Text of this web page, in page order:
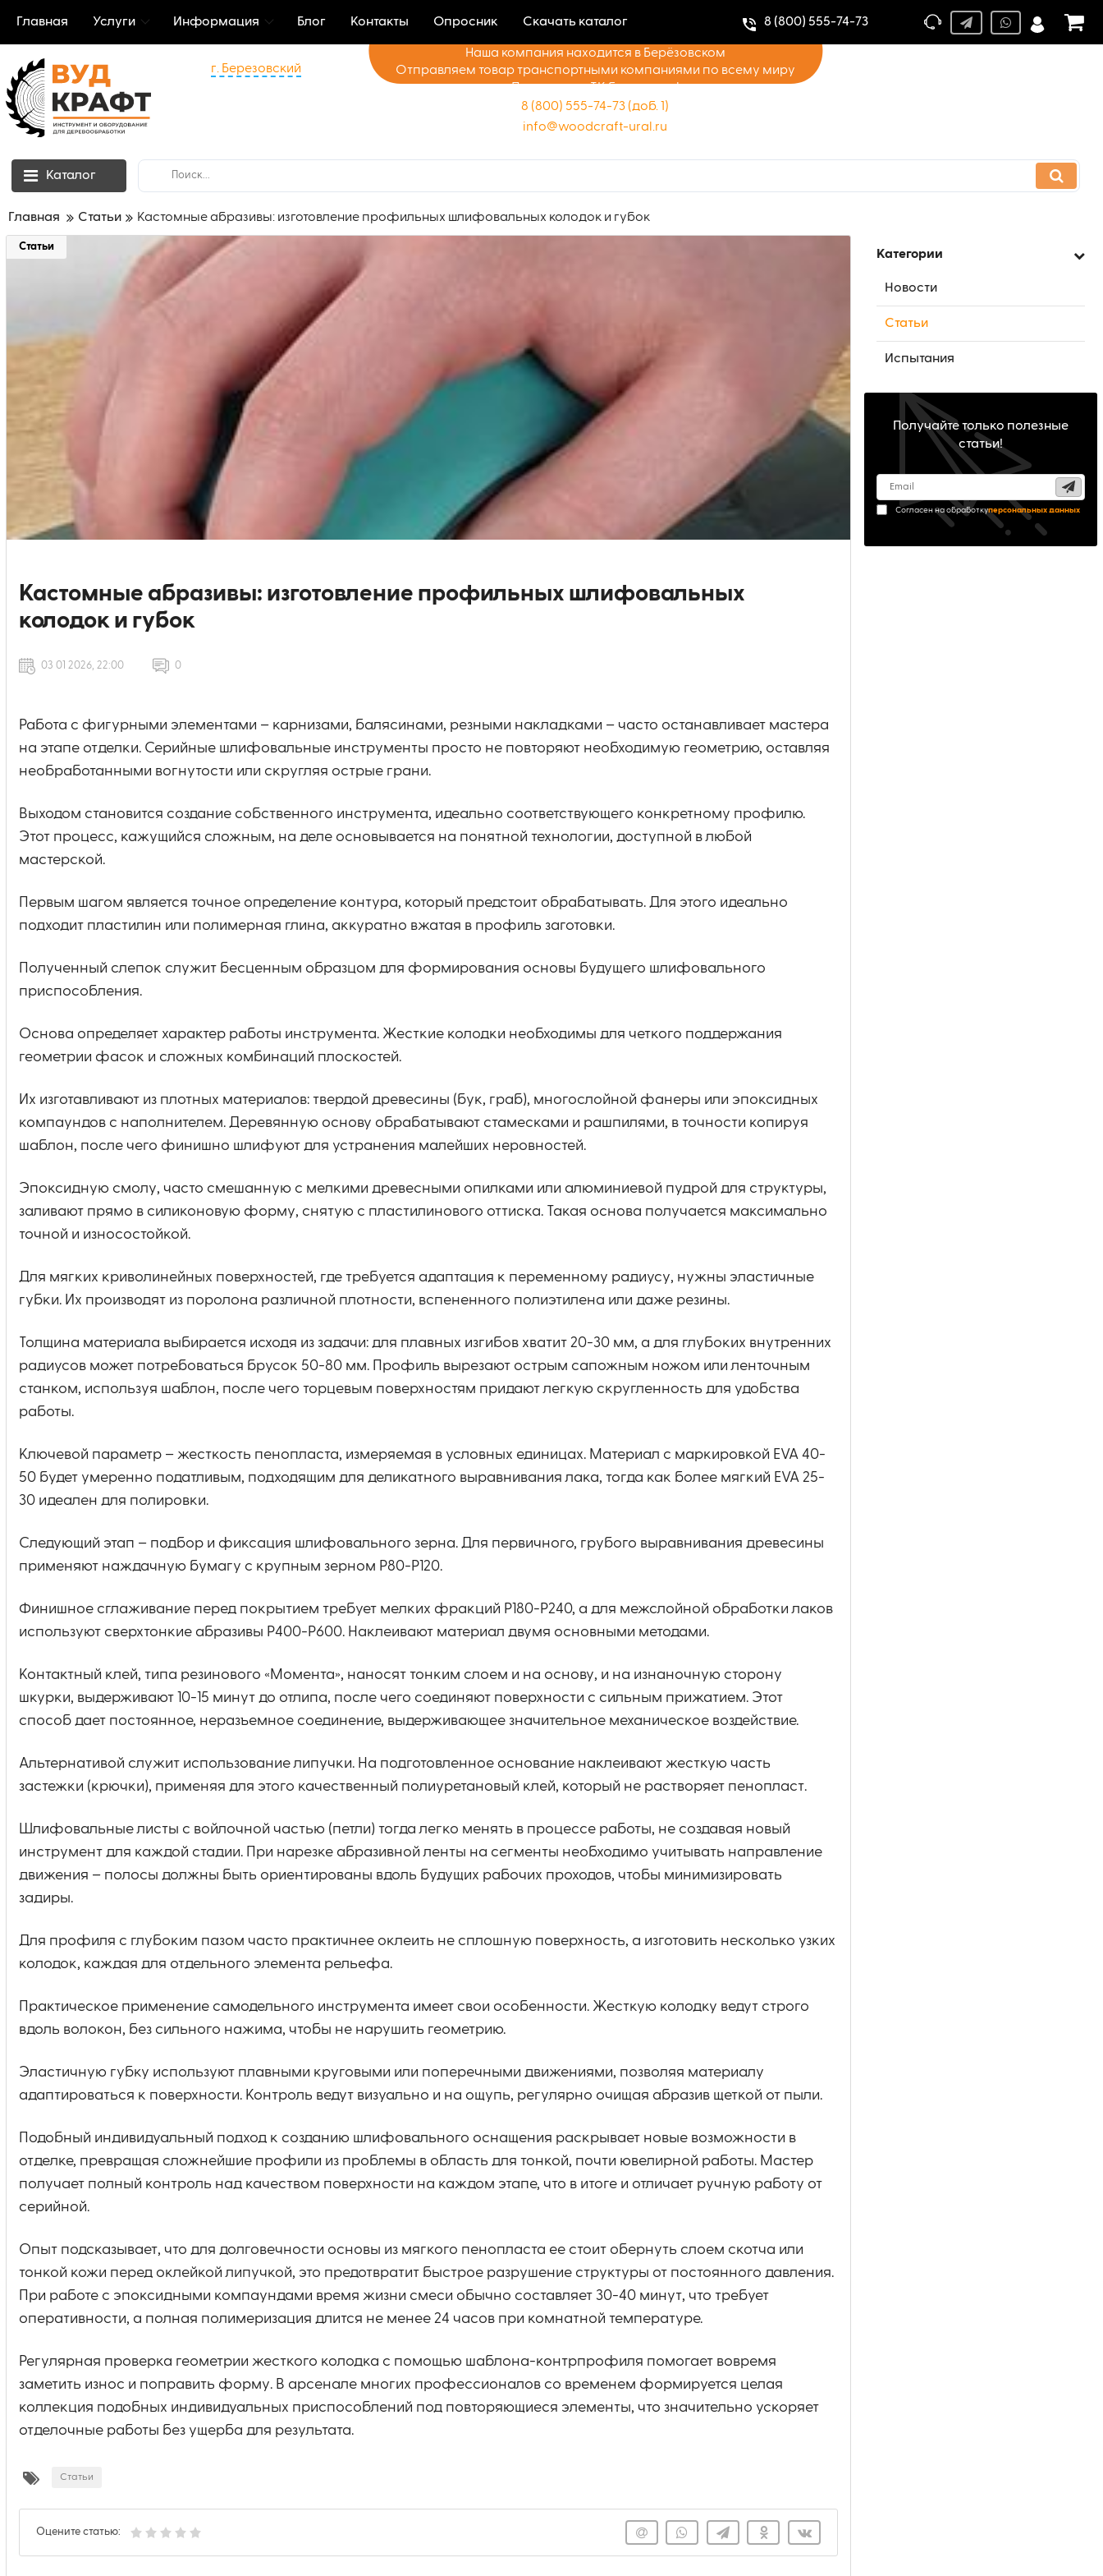
Главная Услуги Информация Блог Контакты Опросник Скачать каталог 8 (800) 555-74-73
г. Березовский
Наша компания находится в Берёзовском
Отправляем товар транспортными компаниями по всему миру
Доставка до ТК бесплатно!
8 (800) 555-74-73 (доб. 1)
info@woodcraft-ural.ru
Каталог
Главная Статьи Кастомные абразивы: изготовление профильных шлифовальных колодок и губок
Категории
Новости
Статьи
Испытания
Получайте только полезные
статьи!
Согласен на обработкуперсональных данных
Статьи
Кастомные абразивы: изготовление профильных шлифовальных
колодок и губок
03 01 2026, 22:00 0
Работа с фигурными элементами – карнизами, балясинами, резными накладками – часто останавливает мастера
на этапе отделки. Серийные шлифовальные инструменты просто не повторяют необходимую геометрию, оставляя
необработанными вогнутости или скругляя острые грани.
Выходом становится создание собственного инструмента, идеально соответствующего конкретному профилю.
Этот процесс, кажущийся сложным, на деле основывается на понятной технологии, доступной в любой
мастерской.
Первым шагом является точное определение контура, который предстоит обрабатывать. Для этого идеально
подходит пластилин или полимерная глина, аккуратно вжатая в профиль заготовки.
Полученный слепок служит бесценным образцом для формирования основы будущего шлифовального
приспособления.
Основа определяет характер работы инструмента. Жесткие колодки необходимы для четкого поддержания
геометрии фасок и сложных комбинаций плоскостей.
Их изготавливают из плотных материалов: твердой древесины (бук, граб), многослойной фанеры или эпоксидных
компаундов с наполнителем. Деревянную основу обрабатывают стамесками и рашпилями, в точности копируя
шаблон, после чего финишно шлифуют для устранения малейших неровностей.
Эпоксидную смолу, часто смешанную с мелкими древесными опилками или алюминиевой пудрой для структуры,
заливают прямо в силиконовую форму, снятую с пластилинового оттиска. Такая основа получается максимально
точной и износостойкой.
Для мягких криволинейных поверхностей, где требуется адаптация к переменному радиусу, нужны эластичные
губки. Их производят из поролона различной плотности, вспененного полиэтилена или даже резины.
Толщина материала выбирается исходя из задачи: для плавных изгибов хватит 20-30 мм, а для глубоких внутренних
радиусов может потребоваться брусок 50-80 мм. Профиль вырезают острым сапожным ножом или ленточным
станком, используя шаблон, после чего торцевым поверхностям придают легкую скругленность для удобства
работы.
Ключевой параметр – жесткость пенопласта, измеряемая в условных единицах. Материал с маркировкой EVA 40-
50 будет умеренно податливым, подходящим для деликатного выравнивания лака, тогда как более мягкий EVA 25-
30 идеален для полировки.
Следующий этап – подбор и фиксация шлифовального зерна. Для первичного, грубого выравнивания древесины
применяют наждачную бумагу с крупным зерном P80-P120.
Финишное сглаживание перед покрытием требует мелких фракций P180-P240, а для межслойной обработки лаков
используют сверхтонкие абразивы P400-P600. Наклеивают материал двумя основными методами.
Контактный клей, типа резинового «Момента», наносят тонким слоем и на основу, и на изнаночную сторону
шкурки, выдерживают 10-15 минут до отлипа, после чего соединяют поверхности с сильным прижатием. Этот
способ дает постоянное, неразъемное соединение, выдерживающее значительное механическое воздействие.
Альтернативой служит использование липучки. На подготовленное основание наклеивают жесткую часть
застежки (крючки), применяя для этого качественный полиуретановый клей, который не растворяет пенопласт.
Шлифовальные листы с войлочной частью (петли) тогда легко менять в процессе работы, не создавая новый
инструмент для каждой стадии. При нарезке абразивной ленты на сегменты необходимо учитывать направление
движения – полосы должны быть ориентированы вдоль будущих рабочих проходов, чтобы минимизировать
задиры.
Для профиля с глубоким пазом часто практичнее оклеить не сплошную поверхность, а изготовить несколько узких
колодок, каждая для отдельного элемента рельефа.
Практическое применение самодельного инструмента имеет свои особенности. Жесткую колодку ведут строго
вдоль волокон, без сильного нажима, чтобы не нарушить геометрию.
Эластичную губку используют плавными круговыми или поперечными движениями, позволяя материалу
адаптироваться к поверхности. Контроль ведут визуально и на ощупь, регулярно очищая абразив щеткой от пыли.
Подобный индивидуальный подход к созданию шлифовального оснащения раскрывает новые возможности в
отделке, превращая сложнейшие профили из проблемы в область для тонкой, почти ювелирной работы. Мастер
получает полный контроль над качеством поверхности на каждом этапе, что в итоге и отличает ручную работу от
серийной.
Опыт подсказывает, что для долговечности основы из мягкого пенопласта ее стоит обернуть слоем скотча или
тонкой кожи перед оклейкой липучкой, это предотвратит быстрое разрушение структуры от постоянного давления.
При работе с эпоксидными компаундами время жизни смеси обычно составляет 30-40 минут, что требует
оперативности, а полная полимеризация длится не менее 24 часов при комнатной температуре.
Регулярная проверка геометрии жесткого колодка с помощью шаблона-контрпрофиля помогает вовремя
заметить износ и поправить форму. В арсенале многих профессионалов со временем формируется целая
коллекция подобных индивидуальных приспособлений под повторяющиеся элементы, что значительно ускоряет
отделочные работы без ущерба для результата.
Статьи
Оцените статью: